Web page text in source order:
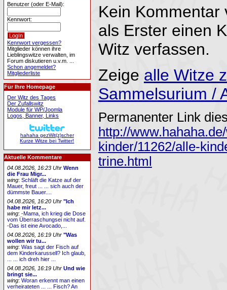
Kein Kommentar
als Erster einen
Witz verfassen.
Zeige alle Witze
Sammelsurium /
Permanenter Link
http://
kinder/11262/alle-
trine.html
Benutzer (oder E-Mail):
Kennwort:
Kennwort vergessen?
Mitglieder können ihre
Lieblingswitze verwalten, im
Forum diskutieren u.v.m. ...
Schon angemeldet?
Mitgliederliste
Für Ihre Homepage
Der Witz des Tages
Der Zufallswitz
Module für WP/Joomla
Logos, Banner, Links
hahaha gezWit(z)scher
Kurze Witze bei Twitter!
Aktuelle Kommentare
04.08.2026, 16:23 Uhr Wenn
die Frau Migr...
wing:Schläft die Katze auf der
Mauer, freut ... ... sich auch der
dümmste Bauer....
04.08.2026, 16:20 Uhr "Ich
habe mir letz...
wing:-Mama, ich krieg die Dose
vom Überraschungsei nicht auf.
-Das ist eine Avocado,...
04.08.2026, 16:19 Uhr "Was
wollen wir tu...
wing:Was sagt der Fisch auf
dem Kinderkarussell? Ich glaub,
... ... ich dreh hier ...
04.08.2026, 16:19 Uhr Und wie
bringt sie...
wing:Woran erkennt man einen
verheirateten ... ... Fisch? An